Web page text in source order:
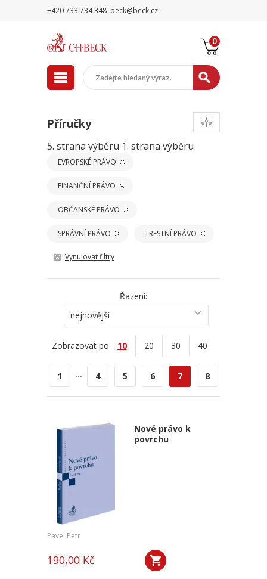
+420 733 734 348 beck@beck.cz
0
Příručky
5. strana výběru 1. strana výběru
EVROPSKÉ PRÁVO
FINANČNÍ PRÁVO
OBČANSKÉ PRÁVO
SPRÁVNÍ PRÁVO TRESTNÍ PRÁVO
Vynulovat filtry
Řazení:
nejnovější
Zobrazovat po 10 20 30 40
1 ... 4 5 6 7 8
Nové právo k
povrchu
Pavel Petr
190,00 Kč